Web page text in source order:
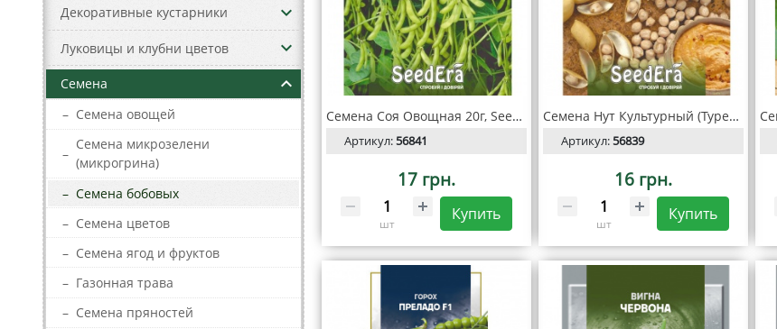
Декоративные кустарники keyboard_arrow_down
Луковицы и клубни цветов keyboard_arrow_down
Семена keyboard_arrow_up
– Семена овощей
–
Семена микрозелени
(микрогрина)
– Семена бобовых
– Семена цветов
– Семена ягод и фруктов
– Газонная трава
– Семена пряностей
Семена Соя Овощная 20г, Seedera
Артикул:56841
17 грн.
шт
Купить
Семена Нут Культурный (Турецкий горох) 20г, SeedEra
Артикул:56839
16 грн.
шт
Купить